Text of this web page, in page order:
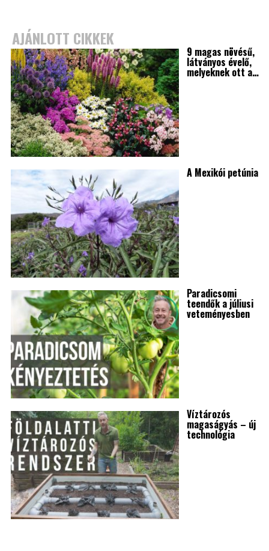
AJÁNLOTT CIKKEK
9 magas növésű,
látványos évelő,
melyeknek ott a…
A Mexikói petúnia
Paradicsomi
teendők a júliusi
veteményesben
Víztározós
magaságyás – új
technológia